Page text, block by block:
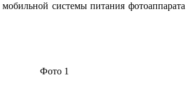
системы питания фотоаппарата
Фото 1